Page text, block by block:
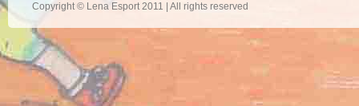
Copyright © Lena Esport 2011 | All rights reserved